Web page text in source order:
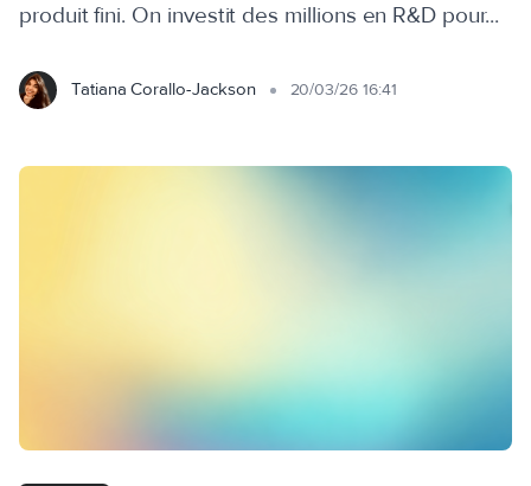
produit fini. On investit des millions en R&D pour...
Tatiana Corallo-Jackson 20/03/26 16:41